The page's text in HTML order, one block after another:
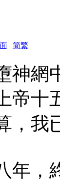
| 简繁
神網
帝十
，我
年，